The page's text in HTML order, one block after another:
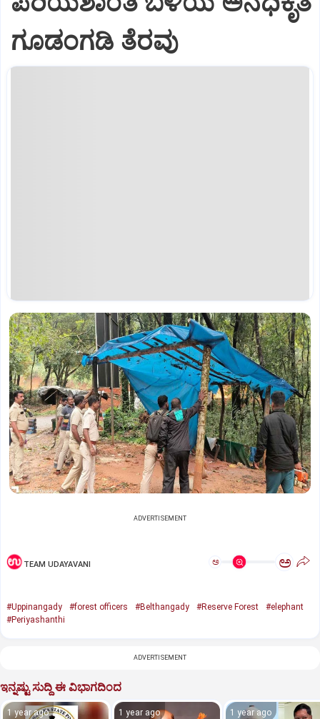
ಗೂಡಂಗಡಿ ತೆರವು
ADVERTISEMENT
TEAM UDAYAVANI ಅ ಅ
#Uppinangady #forest officers #Belthangady #Reserve Forest
#elephant
#Periyashanthi
ADVERTISEMENT
ಇನ್ನಷ್ಟು ಸುದ್ದಿ ಈ ವಿಭಾಗದಿಂದ
1 year ago 1 year ago 1 year ago